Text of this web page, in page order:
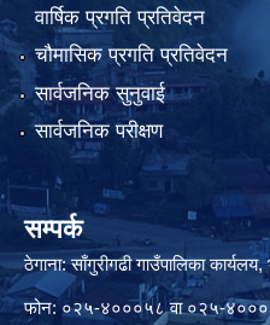
वार्षिक प्रगति प्रतिवेदन
चौमासिक प्रगति प्रतिवेदन
सार्वजनिक सुनुवाई
सार्वजनिक परीक्षण
सम्पर्क
ठेगाना: साँगुरीगढी गाउँपालिका
फोन: ०२५-४०००५८ वा